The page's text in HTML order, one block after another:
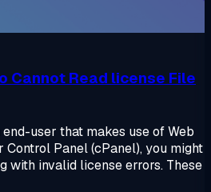
Cannot Read license File
user that makes use of Web
Control Panel (cPanel), you might
with invalid license errors. These